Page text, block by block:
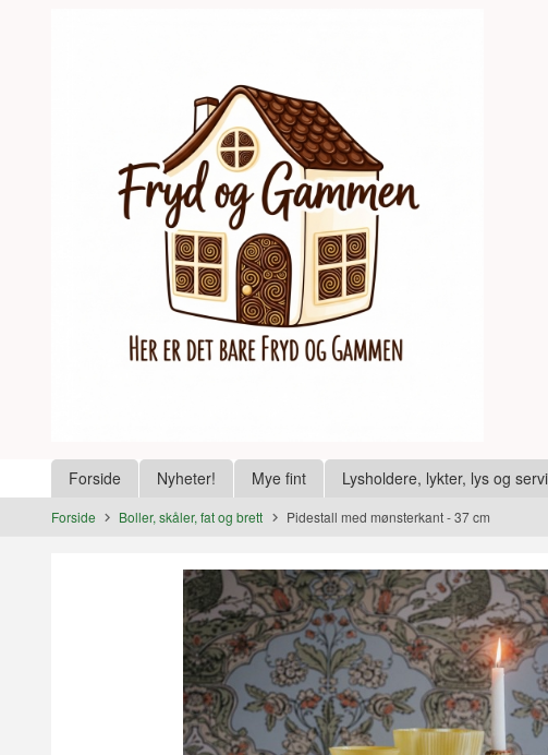
Produkter
Forside Nyheter! Mye fint Lysholdere, lykter, lys og
Forside Boller, skåler, fat og brett Pidestall med mønsterkant - 37 cm